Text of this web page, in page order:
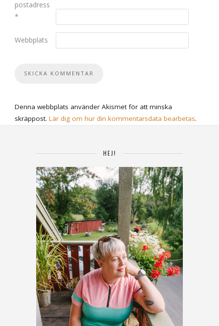
postadress
*
Webbplats
Denna webbplats använder Akismet för att minska
skräppost. Lär dig om hur din kommentarsdata bearbetas.
HEJ!